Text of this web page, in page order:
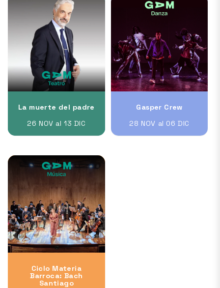
La muerte del padre
26 NOV al 13 DIC
Gasper Crew
28 NOV al 06 DIC
Ciclo Materia
Barroca: Bach
Santiago